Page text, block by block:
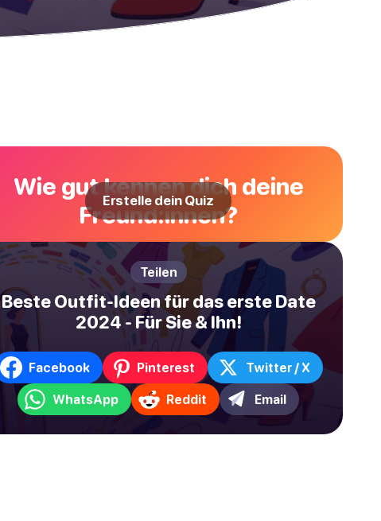
Wie gut kennen dich deine
Freund:innen?
Erstelle dein Quiz
Teilen
Beste Outfit-Ideen für das erste Date
2024 - Für Sie & Ihn!
Facebook Pinterest Twitter / X
WhatsApp Reddit Email